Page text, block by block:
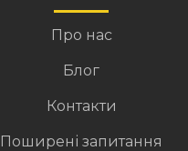
Про нас
Блог
Контакти
Поширені запитання